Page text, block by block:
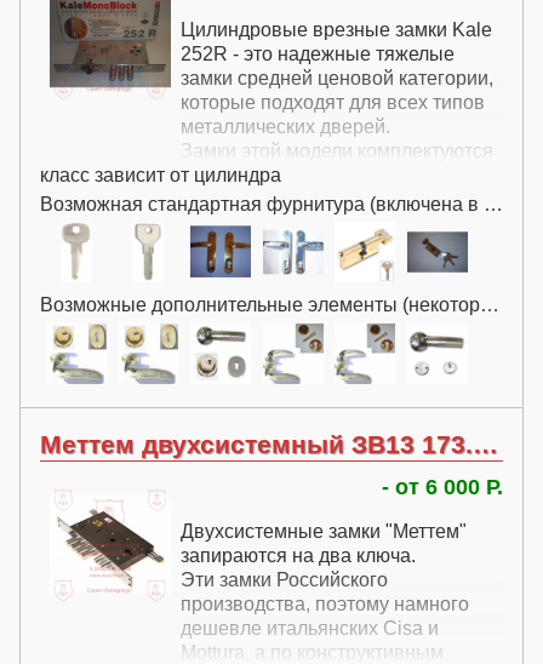
Цилиндровые врезные замки Kale
252R - это надежные тяжелые
замки средней ценовой категории,
которые подходят для всех типов
металлических дверей.
Замки этой модели комплектуются
защелкой и нажимной ручкой.
В стандартная комплектация
включает цилиндр Apecs или Fuaro
и нажимную ручку на планке.
класс зависит от цилиндра
Возможная стандартная фурнитура (включена в цену):
Возможные дополнительные элементы (некоторые за дополнительную плату):
Меттем двухсистемный ЗВ13 173.0.0
- от 6 000 Р.
Двухсистемные замки "Меттем"
запираются на два ключа.
Эти замки Российского
производства, поэтому намного
дешевле итальянских Cisa и
Mottura, а по конструктивным